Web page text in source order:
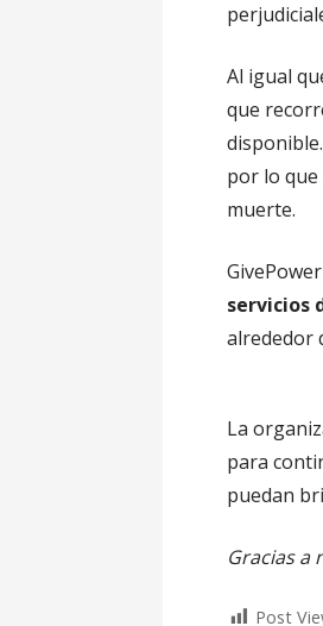
Al igual
que
por lo que
muerte.
servicios
alrededor
La
para
puedan
Gracias a
Post